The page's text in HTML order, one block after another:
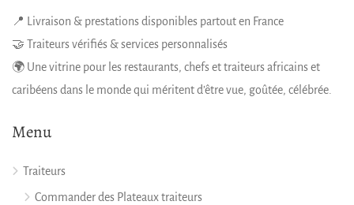
📍 Livraison & prestations disponibles partout en France
🤝 Traiteurs vérifiés & services personnalisés
🌍 Une vitrine pour les restaurants, chefs et traiteurs africains et
caribéens dans le monde qui méritent d’être vue, goûtée, célébrée.
Menu
Traiteurs
Commander des Plateaux traiteurs